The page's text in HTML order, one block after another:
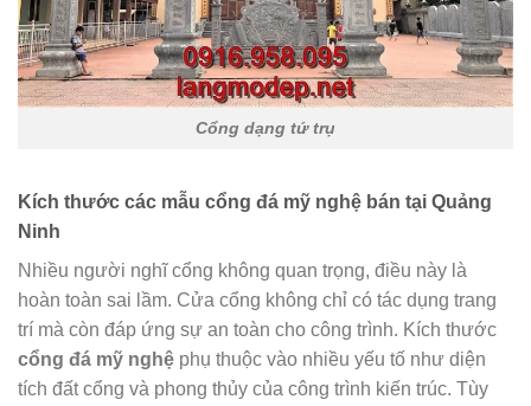
Cổng dạng tứ trụ
Kích thước các mẫu cổng đá mỹ nghệ bán tại Quảng
Ninh
Nhiều người nghĩ cổng không quan trọng, điều này là
hoàn toàn sai lầm. Cửa cổng không chỉ có tác dụng trang
trí mà còn đáp ứng sự an toàn cho công trình. Kích thước
cổng đá mỹ nghệ phụ thuộc vào nhiều yếu tố như diện
tích đất cổng và phong thủy của công trình kiến trúc. Tùy